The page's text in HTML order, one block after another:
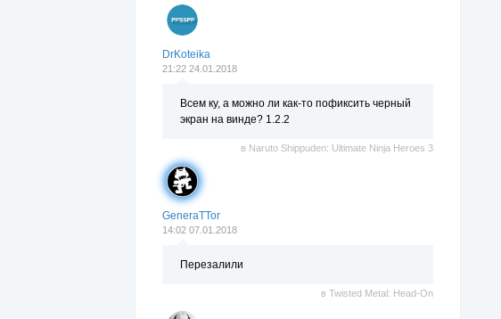
DrKoteika
21:22 24.01.2018
Всем ку, а можно ли как-то пофиксить черный
экран на винде? 1.2.2
в Naruto Shippuden: Ultimate Ninja Heroes 3
GeneraTTor
14:02 07.01.2018
Перезалили
вTwisted Metal: Head-On